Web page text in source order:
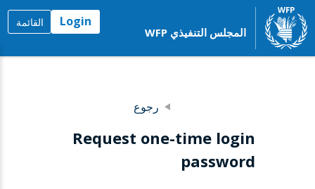
المجلس التنفيذي WFP
Login القائمة
رجوع
Request one-time login
password